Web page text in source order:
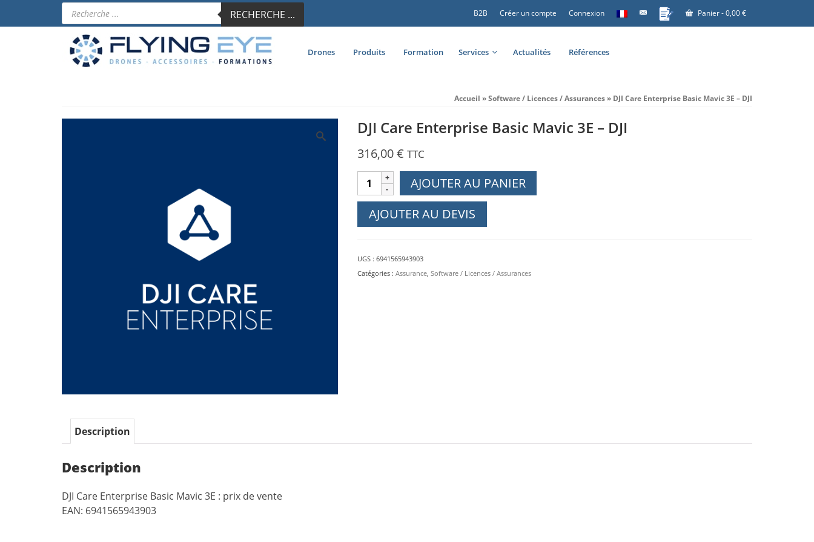
B2B Créer un compte Connexion Panier-0,00€
Recherche
de
produits
RECHERCHE ...
Drones Produits Formation Services Actualités Références
Accueil »Software / Licences / Assurances» DJI Care Enterprise Basic Mavic 3E – DJI
DJI Care Enterprise Basic Mavic 3E – DJI
316,00€ TTC
quantité
de
Care
Mavic
3E
AJOUTER AU PANIER
AJOUTER AU DEVIS
UGS : 6941565943903
Catégories : Assurance, Software / Licences / Assurances
Description
Description
DJI Care Enterprise Basic Mavic 3E : prix de vente
EAN: 6941565943903